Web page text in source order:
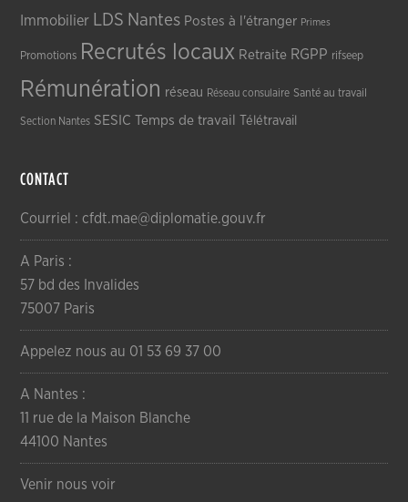
Immobilier LDS Nantes Postes à l'étranger Primes
Promotions Recrutés locaux Retraite RGPP rifseep
Rémunération réseau Réseau consulaire Santé au travail
Section Nantes SESIC Temps de travail Télétravail
CONTACT
Courriel : cfdt.mae@diplomatie.gouv.fr
A Paris :
57 bd des Invalides
75007 Paris
Appelez nous au 01 53 69 37 00
A Nantes :
11 rue de la Maison Blanche
44100 Nantes
Venir nous voir